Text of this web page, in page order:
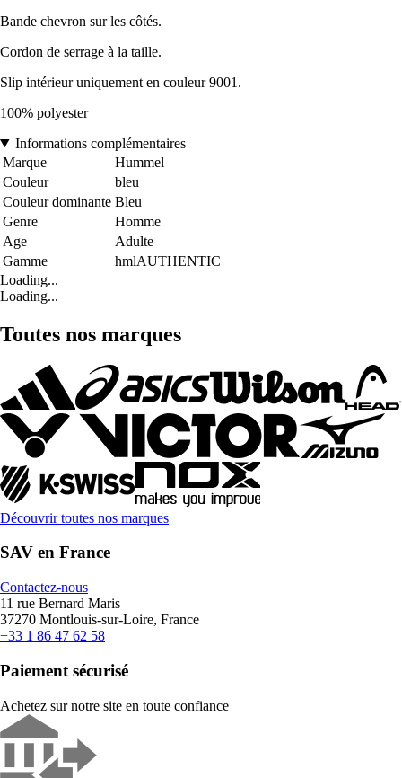
Bande chevron sur les côtés.
Cordon de serrage à la taille.
Slip intérieur uniquement en couleur 9001.
100% polyester
Informations complémentaires
Marque
Hummel
Couleur
bleu
Couleur dominante Bleu
Genre
Homme
Age
Adulte
Gamme
hmlAUTHENTIC
Loading...
Loading...
Toutes nos marques
Découvrir toutes nos marques
SAV en France
Contactez-nous
11 rue Bernard Maris
37270 Montlouis-sur-Loire, France
+33 1 86 47 62 58
Paiement sécurisé
Achetez sur notre site en toute confiance